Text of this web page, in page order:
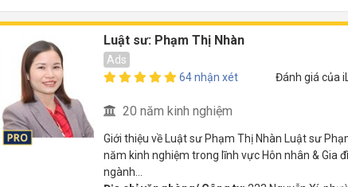
Luật sư: Phạm Thị Nhàn
Ads
64 nhận xét
Đánh giá của
20 năm kinh nghiệm
Giới thiệu về Luật sư Phạm Thị Nhàn Luật sư
năm kinh nghiệm trong lĩnh vực Hôn nhân & Gia
ngành...